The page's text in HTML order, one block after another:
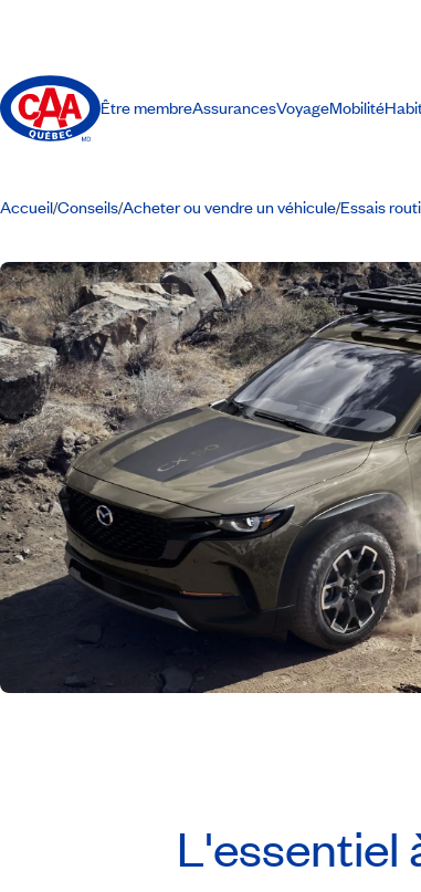
Être membreAssurancesVoyageMobilité
Accueil/Conseils/Acheter ou vendre un véhicule/Essais
L'essentiel